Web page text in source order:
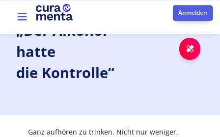
Skip to main content
Top menu
„DerAlkohol
hatte
die Kontrolle“
Ganz aufhören zu trinken. Nicht nur weniger,